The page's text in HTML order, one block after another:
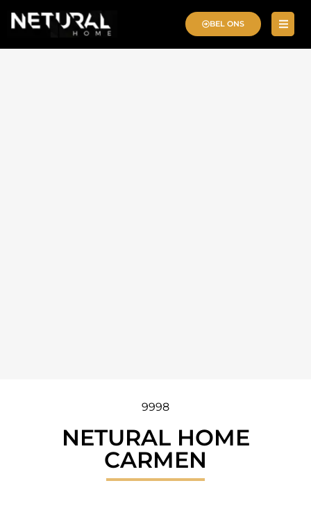
BEL ONS
9998
NETURAL HOME
CARMEN